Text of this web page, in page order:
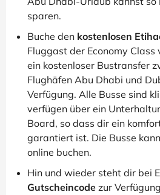
sparen.
Buche den kostenlosen
Fluggast der Economy
ein kostenloser Bustransfer
Flughäfen Abu Dhabi und
Verfügung. Alle Busse sind
verfügen über ein
Board, so dass dir ein
garantiert ist. Die Busse
online buchen.
Hin und wieder steht dir bei
Gutscheincode zur